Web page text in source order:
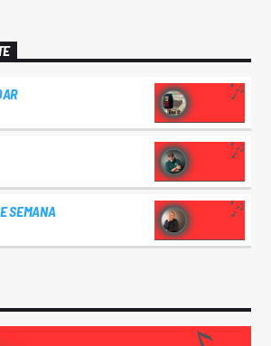
SEMANA